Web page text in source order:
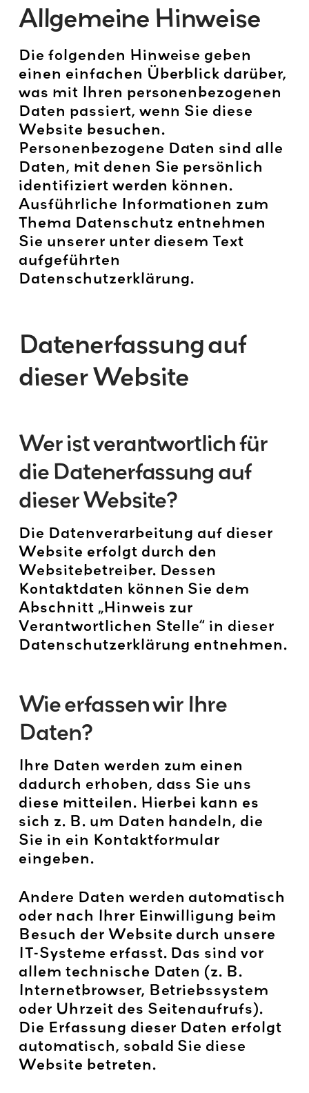
Allgemeine Hinweise
Die folgenden Hinweise geben
einen einfachen Überblick darüber,
was mit Ihren personenbezogenen
Daten passiert, wenn Sie diese
Website besuchen.
Personenbezogene Daten sind alle
Daten, mit denen Sie persönlich
identifiziert werden können.
Ausführliche Informationen zum
Thema Datenschutz entnehmen
Sie unserer unter diesem Text
aufgeführten
Datenschutzerklärung.
Datenerfassung auf
dieser Website
Wer ist verantwortlich für
die Datenerfassung auf
dieser Website?
Die Datenverarbeitung auf dieser
Website erfolgt durch den
Websitebetreiber. Dessen
Kontaktdaten können Sie dem
Abschnitt „Hinweis zur
Verantwortlichen Stelle“ in dieser
Datenschutzerklärung entnehmen.
Wie erfassen wir Ihre
Daten?
Ihre Daten werden zum einen
dadurch erhoben, dass Sie uns
diese mitteilen. Hierbei kann es
sich z. B. um Daten handeln, die
Sie in ein Kontaktformular
eingeben.
Andere Daten werden automatisch
oder nach Ihrer Einwilligung beim
Besuch der Website durch unsere
IT-Systeme erfasst. Das sind vor
allem technische Daten (z. B.
Internetbrowser, Betriebssystem
oder Uhrzeit des Seitenaufrufs).
Die Erfassung dieser Daten erfolgt
automatisch, sobald Sie diese
Website betreten.